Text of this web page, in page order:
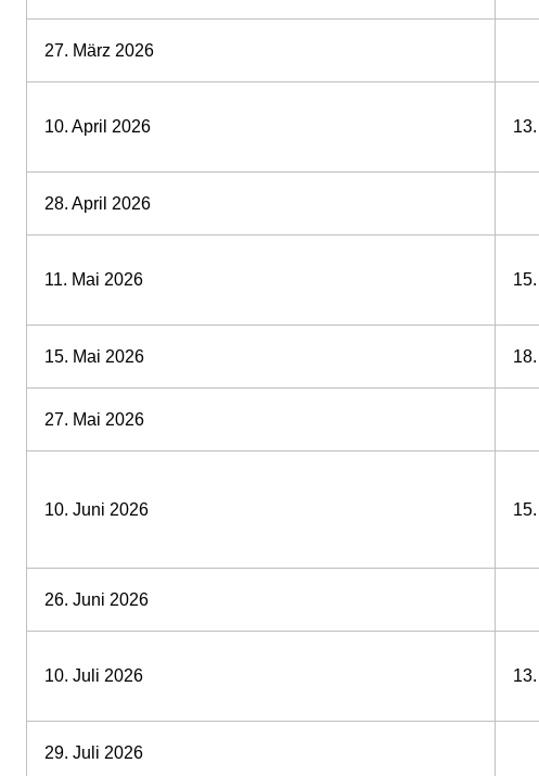
27. März 2026
10. April 2026
28. April 2026
11. Mai 2026
15. Mai 2026
27. Mai 2026
10. Juni 2026
26. Juni 2026
10. Juli 2026
29. Juli 2026